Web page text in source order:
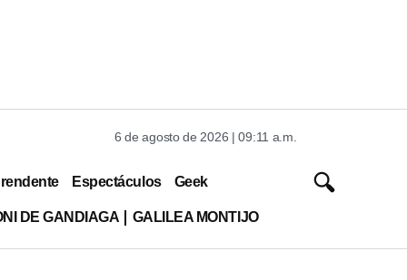
6 de agosto de 2026 | 09:11 a.m.
Espectáculos Geek
DE GANDIAGA GALILEA MONTIJO